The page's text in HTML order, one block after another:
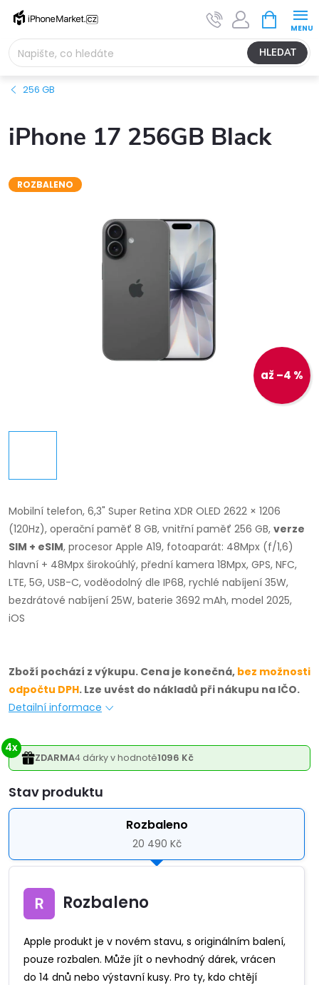
Přejít
obsah
HLEDAT
NÁKUPNÍ
KOŠÍK
256 GB
iPhone 17 256GB Black
ROZBALENO
až –4 %
Mobilní telefon, 6,3" Super Retina XDR OLED 2622 × 1206
(120Hz), operační paměť 8 GB, vnitřní paměť 256 GB, verze
SIM + eSIM, procesor Apple A19, fotoaparát: 48Mpx (f/1,6)
hlavní + 48Mpx širokoúhlý, přední kamera 18Mpx, GPS, NFC,
LTE, 5G, USB-C, voděodolný dle IP68, rychlé nabíjení 35W,
bezdrátové nabíjení 25W, baterie 3692 mAh, model 2025,
iOS
Zboží pochází z výkupu. Cena je konečná, bez možnosti
odpočtu DPH. Lze uvést do nákladů při nákupu na IČO.
Detailní informace
4x
ZDARMA4 dárky v hodnotě1096 Kč
Rozbaleno
20 490 Kč
Rozbaleno
Apple produkt je v novém stavu, s originálním balení,
pouze rozbalen. Může jít o nevhodný dárek, vrácen
do 14 dnů nebo výstavní kusy. Pro ty, kdo chtějí